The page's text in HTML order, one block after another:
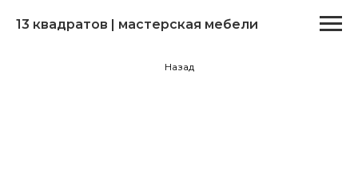
13 квадратов | мастерская мебели
Назад